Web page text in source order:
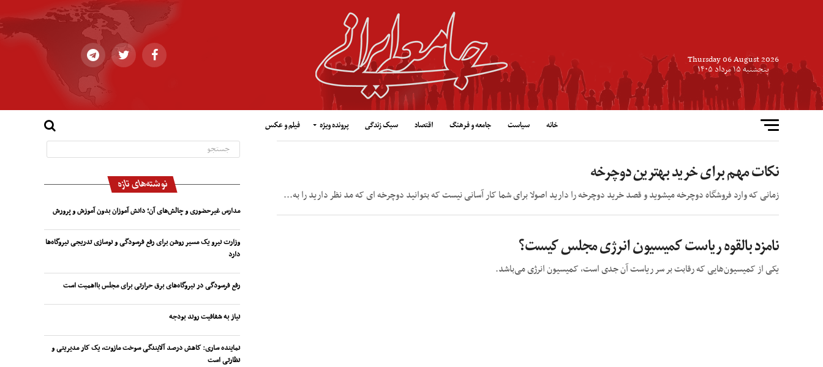
Thursday 06 August 2026
پنجشنبه ۱۵ مرداد ۱۴۰۵
خانه سیاست جامعه و فرهنگ اقتصاد سبک زندگی پرونده ویژه فیلم و عکس
نکات مهم برای خرید بهترین دوچرخه
زمانی که وارد فروشگاه دوچرخه میشوید و قصد خرید دوچرخه را دارید اصولا برای شما کار آسانی نیست که بتوانید دوچرخه ای که مد نظر دارید را به...
نامزد بالقوه ریاست کمیسیون انرژی مجلس کیست؟
یکی از کمیسیون‌هایی که رقابت بر سر ریاست آن جدی است، کمیسیون انرژی می‌باشد.
نوشته‌های تازه
مدارس غیرحضوری و چالش‌های آن؛ دانش آموزان بدون آموزش و پرورش
وزارت نیرو یک مسیر روشن برای رفع فرسودگی و نوسازی تدریجی نیروگاه‌ها
دارد
رفع فرسودگی در نیروگاه‌های برق حرارتی برای مجلس بااهمیت است
نیاز به شفافیت روند بودجه
نماینده ساری: کاهش درصد آلایندگی سوخت مازوت، یک کار مدیریتی و
نظارتی است